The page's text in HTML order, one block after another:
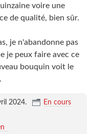
voire une
de qualité, bien sûr.
je n'abandonne pas
je peux faire avec ce
bouquin voit le
2024.
En cours